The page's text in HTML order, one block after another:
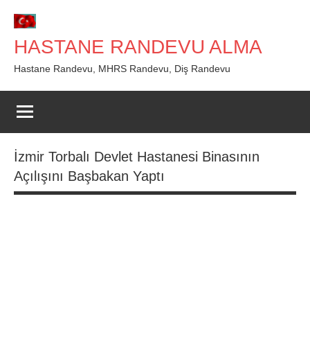
geç
HASTANE RANDEVU ALMA
Hastane Randevu, MHRS Randevu, Diş Randevu
İzmir Torbalı Devlet Hastanesi Binasının
Açılışını Başbakan Yaptı